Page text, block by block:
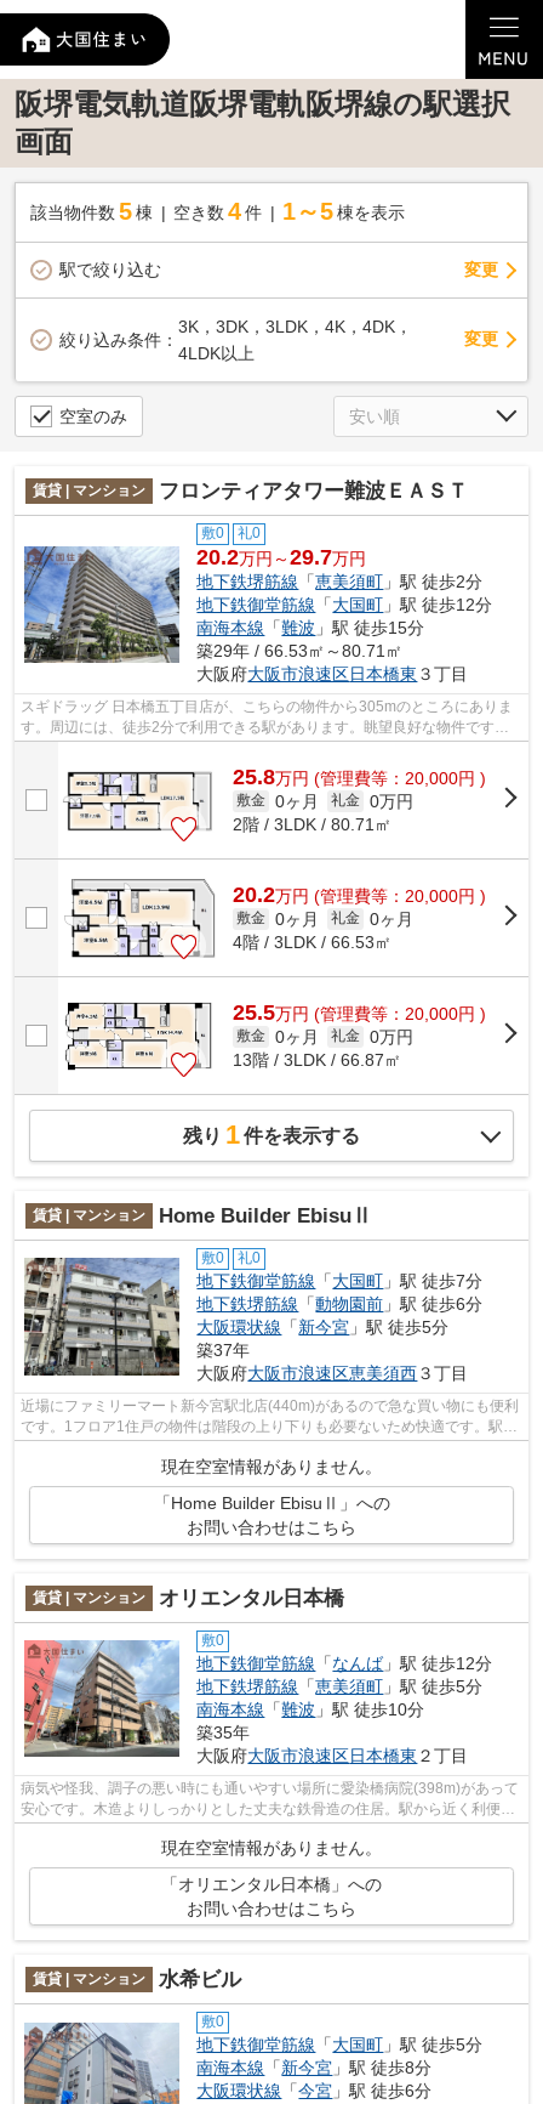
阪堺電気軌道阪堺電軌阪堺線の駅選択
画面
該当物件数 5棟 空き数 4 件 1～5 棟を表示
駅で絞り込む 変更
絞り込み条件：
3K，3DK，3LDK，4K，4DK，
4LDK以上
変更
空室のみ
賃貸 | マンション フロンティアタワー難波ＥＡＳＴ
敷0 礼0
20.2万円～29.7万円
地下鉄堺筋線 「恵美須町 」駅 徒歩2分
地下鉄御堂筋線 「大国町 」駅 徒歩12分
南海本線 「難波 」駅 徒歩15分
築29年 / 66.53㎡～80.71㎡
大阪府大阪市浪速区日本橋東 ３丁目
スギドラッグ 日本橋五丁目店が、こちらの物件から305mのところにありま
す。周辺には、徒歩2分で利用できる駅があります。眺望良好な物件です。
25.8万円 (管理費等：20,000円 )
敷金 0ヶ月 礼金 0万円
2階 / 3LDK / 80.71㎡
20.2万円 (管理費等：20,000円 )
敷金 0ヶ月 礼金 0ヶ月
4階 / 3LDK / 66.53㎡
25.5万円 (管理費等：20,000円 )
敷金 0ヶ月 礼金 0万円
13階 / 3LDK / 66.87㎡
残り 1件を表示する
賃貸 | マンション Home Builder EbisuⅡ
敷0 礼0
地下鉄御堂筋線 「大国町 」駅 徒歩7分
地下鉄堺筋線 「動物園前 」駅 徒歩6分
大阪環状線 「新今宮 」駅 徒歩5分
築37年
大阪府大阪市浪速区恵美須西３丁目
近場にファミリーマート新今宮駅北店(440m)があるので急な買い物にも便利
です。1フロア1住戸の物件は階段の上り下りも必要ないため快適です。駅か
現在空室情報がありません。
「Home Builder EbisuⅡ」への
お問い合わせはこちら
賃貸 | マンション オリエンタル日本橋
敷0
地下鉄御堂筋線 「なんば」駅 徒歩12分
地下鉄堺筋線 「恵美須町 」駅 徒歩5分
南海本線 「難波 」駅 徒歩10分
築35年
大阪府大阪市浪速区日本橋東 ２丁目
病気や怪我、調子の悪い時にも通いやすい場所に愛染橋病院(398m)があって
安心です。木造よりしっかりとした丈夫な鉄骨造の住居。駅から近く利便性
の高い生活環境が魅力的な、駅から徒...
現在空室情報がありません。
「オリエンタル日本橋」への
お問い合わせはこちら
賃貸 | マンション 水希ビル
敷0
地下鉄御堂筋線 「大国町 」駅 徒歩5分
南海本線 「新今宮 」駅 徒歩8分
大阪環状線 「今宮 」駅 徒歩6分